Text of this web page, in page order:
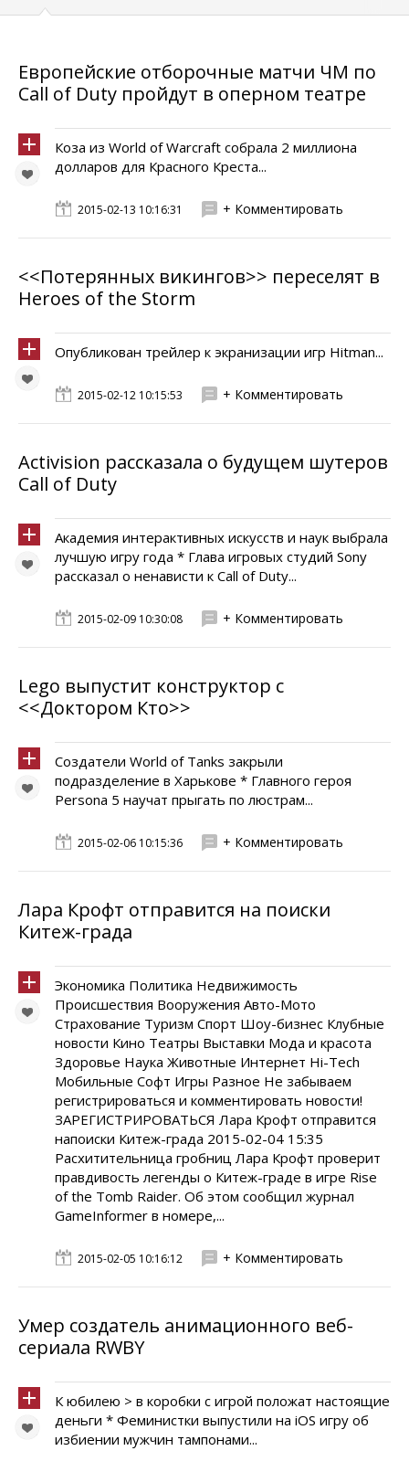
Европейские отборочные матчи ЧМ по
Call of Duty пройдут в оперном театре
Коза из World of Warcraft собрала 2 миллиона
долларов для Красного Креста...
2015-02-13 10:16:31 + Комментировать
<<Потерянных викингов>> переселят в
Heroes of the Storm
Опубликован трейлер к экранизации игр Hitman...
2015-02-12 10:15:53 + Комментировать
Activision рассказала о будущем шутеров
Call of Duty
Академия интерактивных искусств и наук выбрала
лучшую игру года * Глава игровых студий Sony
рассказал о ненависти к Call of Duty...
2015-02-09 10:30:08 + Комментировать
Lego выпустит конструктор с
<<Доктором Кто>>
Создатели World of Tanks закрыли
подразделение в Харькове * Главного героя
Persona 5 научат прыгать по люстрам...
2015-02-06 10:15:36 + Комментировать
Лара Крофт отправится на поиски
Китеж-града
Экономика Политика Недвижимость
Происшествия Вооружения Авто-Мото
Страхование Туризм Спорт Шоу-бизнес Клубные
новости Кино Театры Выставки Мода и красота
Здоровье Наука Животные Интернет Hi-Tech
Мобильные Софт Игры Разное Не забываем
регистрироваться и комментировать новости!
ЗАРЕГИСТРИРОВАТЬСЯ Лара Крофт отправится
напоиски Китеж-града 2015-02-04 15:35
Расхитительница гробниц Лара Крофт проверит
правдивость легенды о Китеж-граде в игре Rise
of the Tomb Raider. Об этом сообщил журнал
GameInformer в номере,...
2015-02-05 10:16:12 + Комментировать
Умер cоздатель анимационного веб-
сериала RWBY
К юбилею > в коробки с игрой положат настоящие
деньги * Феминистки выпустили на iOS игру об
избиении мужчин тампонами...